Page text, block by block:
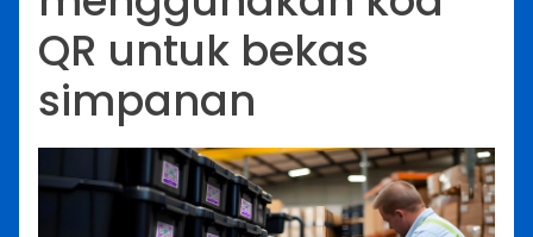
QR untuk bekas
simpanan